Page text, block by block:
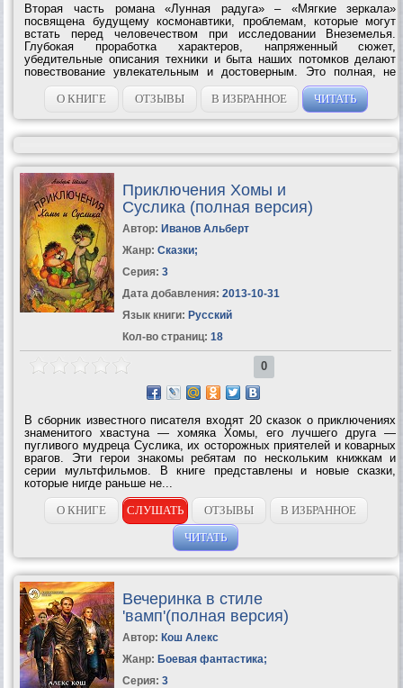
Вторая часть романа «Лунная радуга» – «Мягкие зеркала»
посвящена будущему космонавтики, проблемам, которые могут
встать перед человечеством при исследовании Внеземелья.
Глубокая проработка характеров, напряженный сюжет,
убедительные описания техники и быта наших потомков делают
повествование увлекательным и достоверным. Это полная, не
журнальная, версия книги. Файл выложен с ведома автора.
Официальное сетевое...
О КНИГЕ ОТЗЫВЫ В ИЗБРАННОЕ ЧИТАТЬ
Приключения Хомы и
Суслика (полная версия)
Автор: Иванов Альберт
Жанр: Сказки;
Серия: 3
Дата добавления: 2013-10-31
Язык книги: Русский
Кол-во страниц: 18
0
В сборник известного писателя входят 20 сказок о приключениях
знаменитого хвастуна — хомяка Хомы, его лучшего друга —
пугливого мудреца Суслика, их осторожных приятелей и коварных
врагов. Эти герои знакомы ребятам по нескольким книжкам и
серии мультфильмов. В книге представлены и новые сказки,
которые нигде раньше не...
О КНИГЕ
СЛУШАТЬ ОТЗЫВЫ
В ИЗБРАННОЕ
ЧИТАТЬ
Вечеринка в стиле
'вамп'(полная версия)
Автор: Кош Алекс
Жанр: Боевая фантастика;
Серия: 3